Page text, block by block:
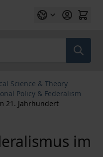
Science & Theory
Policy & Federalism
21. Jahrhundert
im